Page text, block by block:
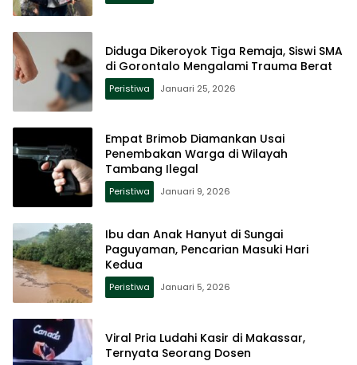
Diduga Dikeroyok Tiga Remaja, Siswi SMA
di Gorontalo Mengalami Trauma Berat
Peristiwa Januari 25, 2026
Empat Brimob Diamankan Usai
Penembakan Warga di Wilayah
Tambang Ilegal
Peristiwa Januari 9, 2026
Ibu dan Anak Hanyut di Sungai
Paguyaman, Pencarian Masuki Hari
Kedua
Peristiwa Januari 5, 2026
Viral Pria Ludahi Kasir di Makassar,
Ternyata Seorang Dosen